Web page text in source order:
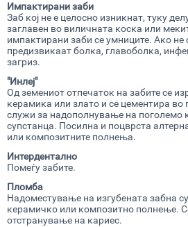
Импактирани заби
Заб кој не е целосно изникнат, туку
заглавен во виличната коска или
импактирани заби се умниците. Ако не
предизвикаат болка, главоболка,
загриз.
"Инлеј"
Од земениот отпечаток на забите се
керамика или злато и се цементира во
служи за надополнување на поголемо
супстанца. Посилна и поцврста
или композитните полнења.
Интердентално
Помеѓу забите.
Пломба
Надоместување на изгубената забна
керамичко или композитно полнење.
отстранување на кариес.